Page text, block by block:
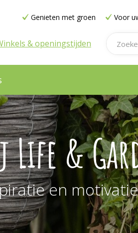
Life &
en motivatie
Genieten met groen Voor
& openingstijden